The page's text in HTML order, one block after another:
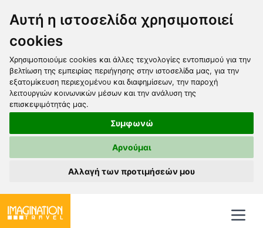
Αυτή η ιστοσελίδα χρησιμοποιεί
cookies
Χρησιμοποιούμε cookies και άλλες τεχνολογίες εντοπισμού για την
βελτίωση της εμπειρίας περιήγησης στην ιστοσελίδα μας, για την
εξατομίκευση περιεχομένου και διαφημίσεων, την παροχή
λειτουργιών κοινωνικών μέσων και την ανάλυση της
επισκεψιμότητάς μας.
Συμφωνώ
Αρνούμαι
Αλλαγή των προτιμήσεών μου